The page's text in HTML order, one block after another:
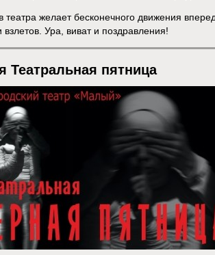
театра желает бесконечного движения
взлетов. Ура, виват и поздравления!
Театральная пятница